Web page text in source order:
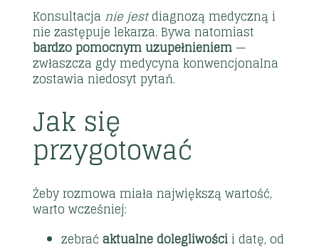
Konsultacja nie jestdiagnozą medyczną i
nie zastępuje lekarza. Bywa natomiast
bardzo pomocnym uzupełnieniem —
zwłaszcza gdy medycyna konwencjonalna
zostawia niedosyt pytań.
Jak się
przygotować
Żeby rozmowa miała największą wartość,
warto wcześniej:
zebraćaktualne dolegliwości i datę, od